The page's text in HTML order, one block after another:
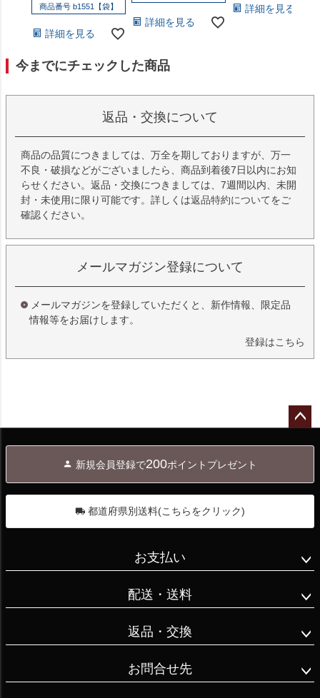
商品番号 b1551【袋】
詳細を見る
詳細を見る
詳細を見る
今までにチェックした商品
返品・交換について
商品の品質につきましては、万全を期しておりますが、万一
不良・破損などがございましたら、商品到着後7日以内にお知
らせください。返品・交換につきましては、7週間以内、未開
封・未使用に限り可能です。詳しくは返品特約についてをご
確認ください。
メールマガジン登録について
メールマガジンを登録していただくと、新作情報、限定品
情報等をお届けします。
登録はこちら
へ
新規会員登録で200ポイントプレゼント
都道府県別送料(こちらをクリック)
お支払い
配送・送料
返品・交換
お問合せ先